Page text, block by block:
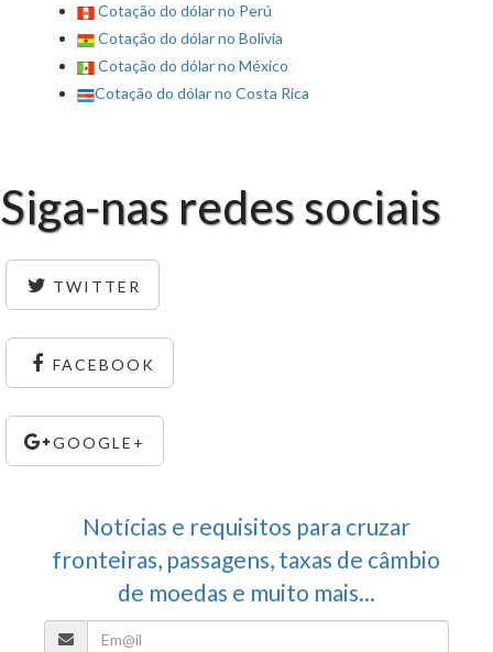
Cotação do dólar no Perú
Cotação do dólar no Bolivia
Cotação do dólar no México
Cotação do dólar no Costa Rica
Siga-nas redes sociais
TWITTER
FACEBOOK
GOOGLE+
Notícias e requisitos para cruzar
fronteiras, passagens, taxas de câmbio
de moedas e muito mais...